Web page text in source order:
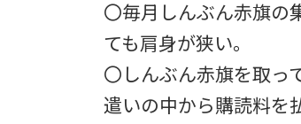
〇毎月しんぶん赤旗の
ても肩身が狭い。
〇しんぶん赤旗を取っ
遣いの中から購読料を